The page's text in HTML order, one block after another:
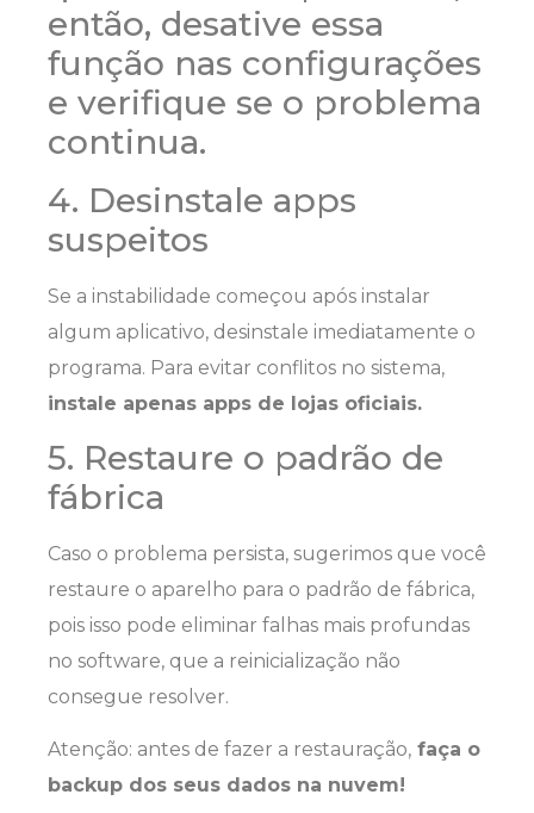
então, desative essa
função nas configurações
e verifique se o problema
continua.
4. Desinstale apps
suspeitos
Se a instabilidade começou após instalar
algum aplicativo, desinstale imediatamente o
programa. Para evitar conflitos no sistema,
instale apenas apps de lojas oficiais.
5. Restaure o padrão de
fábrica
Caso o problema persista, sugerimos que você
restaure o aparelho para o padrão de fábrica,
pois isso pode eliminar falhas mais profundas
no software, que a reinicialização não
consegue resolver.
Atenção: antes de fazer a restauração, faça o
backup dos seus dados na nuvem!